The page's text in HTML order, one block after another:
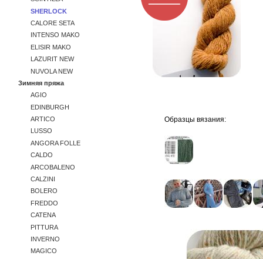
SHERLOCK
CALORE SETA
INTENSO MAKO
ELISIR MAKO
LAZURIT NEW
NUVOLA NEW
Зимняя пряжа
AGIO
EDINBURGH
ARTICO
LUSSO
ANGORA FOLLE
CALDO
ARCOBALENO
CALZINI
BOLERO
FREDDO
CATENA
PITTURA
INVERNO
MAGICO
Образцы вязания: